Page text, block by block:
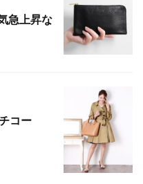
急上昇な
コー